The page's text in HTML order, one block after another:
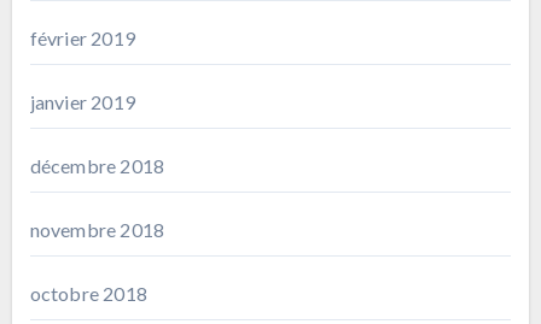
février 2019
janvier 2019
décembre 2018
novembre 2018
octobre 2018